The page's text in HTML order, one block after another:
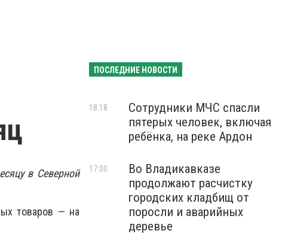
в Северной
товаров — на
ПОСЛЕДНИЕ НОВОСТИ
Сотрудники МЧС спасли
пятерых человек, включая
ребёнка, на реке Ардон
18:18
Во Владикавказе
продолжают расчистку
городских кладбищ от
поросли и аварийных
деревье
17:00